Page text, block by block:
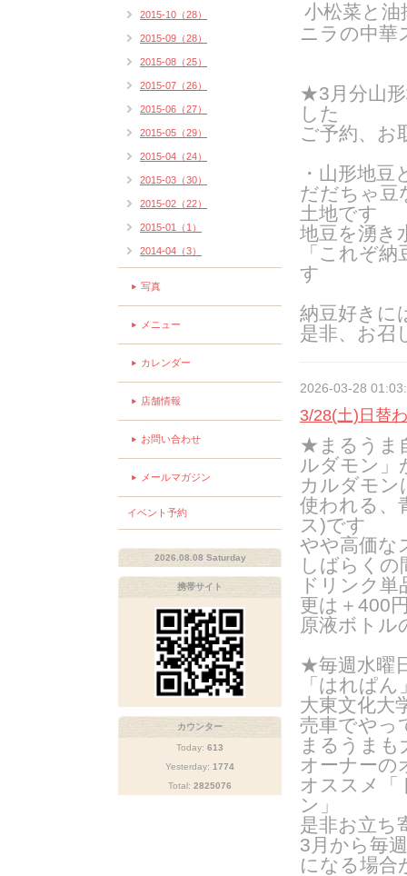
小松菜と
ニラの中華
★3月分山
した
ご予約、お
・山形地
だだちゃ豆
土地です
地豆を湧き
「これぞ
す
納豆好きに
是非、お召
2026-03-28
3/28(土)日替
★まるうま
ルダモン」
カルダモン
使われる、
ス)です
やや高価な
しばらく
ドリンク
更は＋400
原液ボトル
★毎週水曜
「はれぱ
大東文化大
売車でやっ
まるうま
オーナーの
オススメ「
ン」
是非お立ち
3月から毎
になる場合
2015-10（28）
2015-09（28）
2015-08（25）
2015-07（26）
2015-06（27）
2015-05（29）
2015-04（24）
2015-03（30）
2015-02（22）
2015-01（1）
2014-04（3）
写真
メニュー
カレンダー
店舗情報
お問い合わせ
メールマガジン
イベント予約
2026.08.08 Saturday
携帯サイト
カウンター
Today: 613
Yesterday: 1774
Total: 2825076